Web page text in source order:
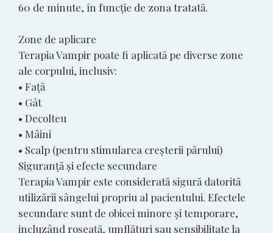
60 de minute, în funcție de zona tratată.
Zone de aplicare
Terapia Vampir poate fi aplicată pe diverse zone
ale corpului, inclusiv:
• Față
• Gât
• Decolteu
• Mâini
• Scalp (pentru stimularea creșterii părului)
Siguranță și efecte secundare
Terapia Vampir este considerată sigură datorită
utilizării sângelui propriu al pacientului. Efectele
secundare sunt de obicei minore și temporare,
incluzând roșeață, umflături sau sensibilitate la